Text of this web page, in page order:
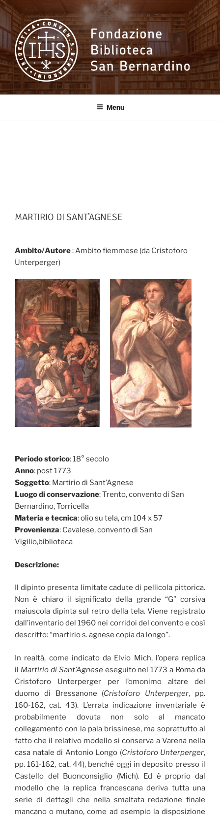
Salta
contenuto
Fondazione
Biblioteca SanMenu
MARTIRIO DI SANT’AGNESE
Ambito/Autore: Ambito fiemmese (da Cristoforo
Unterperger)
Periodo storico: 18° secolo
Anno: post 1773
Soggetto: Martirio di Sant’Agnese
Luogo di conservazione: Trento, convento di San
Bernardino, Torricella
Materia e tecnica: olio su tela, cm 104 x 57
Provenienza: Cavalese, convento di San
Vigilio,biblioteca
Descrizione:
Il dipinto presenta limitate cadute di pellicola pittorica.
Non è chiaro il significato della grande “G” corsiva
maiuscola dipinta sul retro della tela. Viene registrato
dall’inventario del 1960 nei corridoi del convento e così
descritto: “martirio s. agnese copia da longo”.
In realtà, come indicato da Elvio Mich, l’opera replica
il Martirio di Sant’Agneseeseguito nel 1773 a Roma da
Cristoforo Unterperger per l’omonimo altare del
duomo di Bressanone (Cristoforo Unterperger, pp.
160-162, cat. 43). L’errata indicazione inventariale è
probabilmente dovuta non solo al mancato
collegamento con la pala brissinese, ma soprattutto al
fatto che il relativo modello si conserva a Varena nella
casa natale di Antonio Longo (Cristoforo Unterperger,
pp. 161-162, cat. 44), benché oggi in deposito presso il
Castello del Buonconsiglio (Mich). Ed è proprio dal
modello che la replica francescana deriva tutta una
serie di dettagli che nella smaltata redazione finale
mancano o mutano, come ad esempio la disposizione